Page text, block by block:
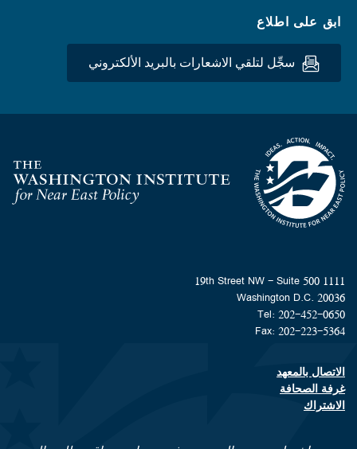
ابق على اطلاع
سجِّل لتلقي الاشعارات بالبريد الألكتروني
Homepage
1111 19th Street NW - Suite 500
Washington D.C. 20036
Tel: 202-452-0650
Fax: 202-223-5364
Footer contact links
الاتصال بالمعهد
غرفة الصحافة
الاشتراك